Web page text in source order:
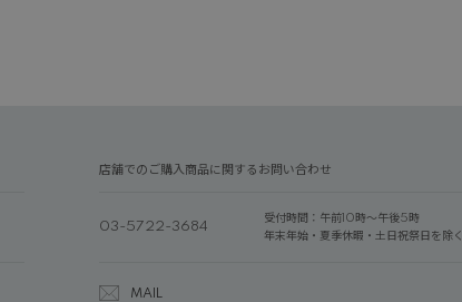
店舗でのご購入商品に関するお問い合わせ
03-5722-3684
受付時間：午前10時～午後5時
年末年始・夏季休暇・土日祝祭日を除く
MAIL